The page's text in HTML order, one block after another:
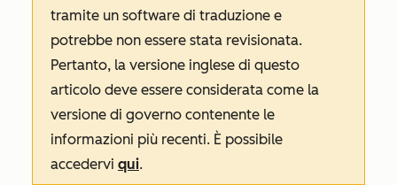
tramite un software di traduzione e
potrebbe non essere stata revisionata.
Pertanto, la versione inglese di questo
articolo deve essere considerata come la
versione di governo contenente le
informazioni più recenti. È possibile
accedervi qui.